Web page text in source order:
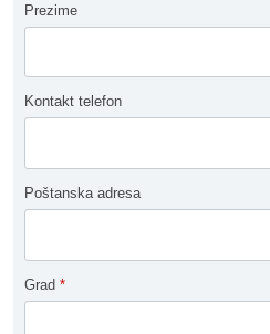
Prezime
Kontakt telefon
Poštanska adresa
Grad *